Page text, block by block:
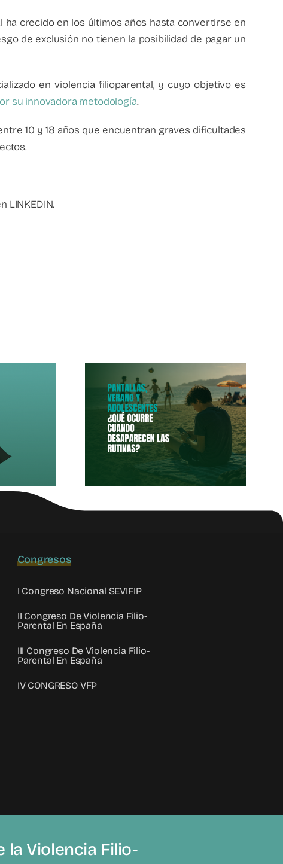
crecido en los últimos años hasta convertirse en
de exclusión no tienen la posibilidad de pagar un
en violencia filioparental, y cuyo objetivo es
su innovadora metodología.
10 y 18 años que encuentran graves dificultades
LINKEDIN.
Y
Congresos
I Congreso Nacional SEVIFIP
II Congreso De Violencia Filio-
Parental En España
III Congreso De Violencia Filio-
Parental En España
IV CONGRESO VFP
la Violencia Filio-